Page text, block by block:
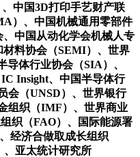
中国3D打印手艺财产联
）、中国机械通用零部件
中国从动化学会机械人专
料协会（SEMI）、世界
导体行业协会（SIA）、
Insight、中国半导体行
会（UNSD）、世界银行
组织（IMF）、世界商业
织（FAO）、国际能源署
经济合做取成长组织
、亚太统计研究所